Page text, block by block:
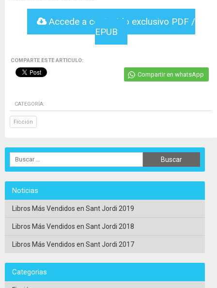
Accede a contenido exclusivo PDF /
EPUB
COMPARTE ESTE ARTICULO:
Compartir en whatsApp
CATEGORÍA:
Ficción
Noticias
Libros Más Vendidos en Sant Jordi 2019
Libros Más Vendidos en Sant Jordi 2018
Libros Más Vendidos en Sant Jordi 2017
Categorias